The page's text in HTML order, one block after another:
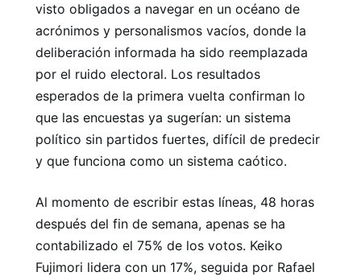
visto obligados a navegar en un océano de
acrónimos y personalismos vacíos, donde la
deliberación informada ha sido reemplazada
por el ruido electoral. Los resultados
esperados de la primera vuelta confirman lo
que las encuestas ya sugerían: un sistema
político sin partidos fuertes, difícil de predecir
y que funciona como un sistema caótico.
Al momento de escribir estas líneas, 48 ​​horas
después del fin de semana, apenas se ha
contabilizado el 75% de los votos. Keiko
Fujimori lidera con un 17%, seguida por Rafael